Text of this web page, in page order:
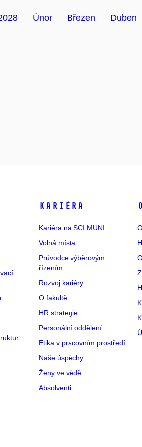
Únor Březen Duben
Kariéra
Kariéra na SCI MUNI
Volná místa
Průvodce výběrovým
řízením
Rozvoj kariéry
O fakultě
HR strategie
Personální oddělení
Etika v pracovním prostředí
Naše úspěchy
Ženy ve vědě
Absolventi